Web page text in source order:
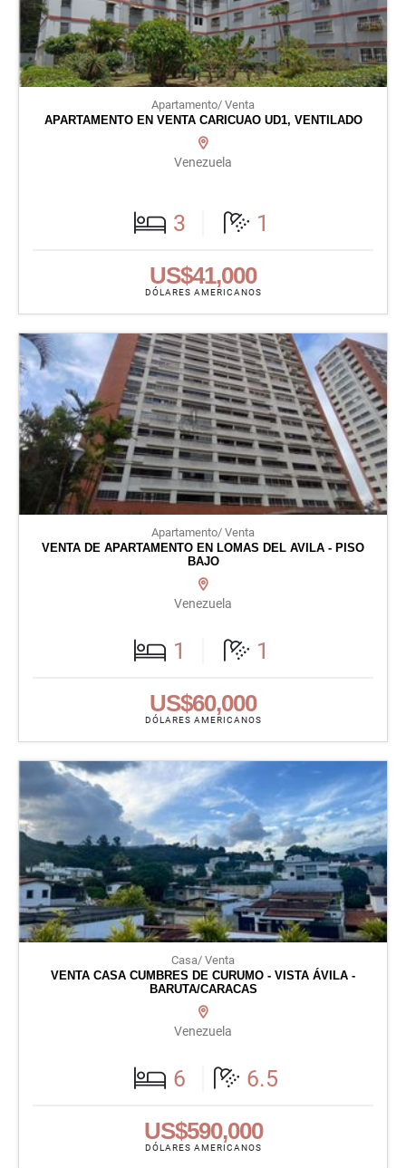
Apartamento/ Venta
APARTAMENTO EN VENTA CARICUAO UD1, VENTILADO
Venezuela
3 1
US$41,000
DÓLARES AMERICANOS
Apartamento/ Venta
VENTA DE APARTAMENTO EN LOMAS DEL AVILA - PISO
BAJO
Venezuela
1 1
US$60,000
DÓLARES AMERICANOS
Casa/ Venta
VENTA CASA CUMBRES DE CURUMO - VISTA ÁVILA -
BARUTA/CARACAS
Venezuela
6 6.5
US$590,000
DÓLARES AMERICANOS